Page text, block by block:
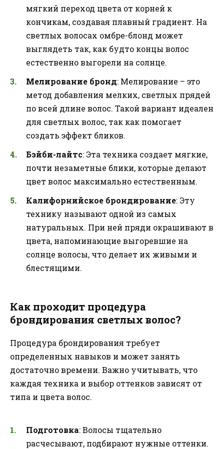
мягкий переход цвета от корней к
кончикам, создавая плавный градиент. На
светлых волосах омбре-блонд может
выглядеть так, как будто концы волос
естественно выгорели на солнце.
Мелирование бронд: Мелирование – это
метод добавления мелких, светлых прядей
по всей длине волос. Такой вариант идеален
для светлых волос, так как помогает
создать эффект бликов.
Бэйби-лайтс: Эта техника создает мягкие,
почти незаметные блики, которые делают
цвет волос максимально естественным.
Калифорнийское брондирование: Эту
технику называют одной из самых
натуральных. При ней пряди окрашивают в
цвета, напоминающие выгоревшие на
солнце волосы, что делает их живыми и
блестящими.
Как проходит процедура
брондирования светлых волос?
Процедура брондирования требует
определенных навыков и может занять
достаточно времени. Важно учитывать, что
каждая техника и выбор оттенков зависят от
типа и цвета волос.
Подготовка: Волосы тщательно
расчесывают, подбирают нужные оттенки.